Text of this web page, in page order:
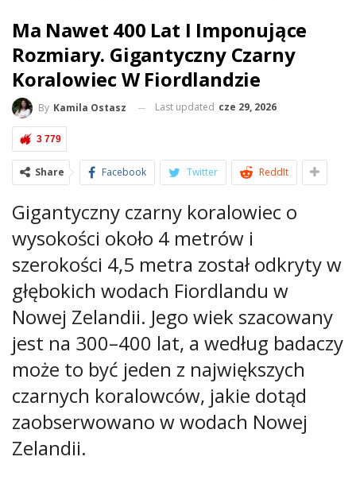
Ma Nawet 400 Lat I Imponujące
Rozmiary. Gigantyczny Czarny
Koralowiec W Fiordlandzie
By Kamila Ostasz Last updated cze 29, 2026
3 779
Share Facebook Twitter ReddIt
Gigantyczny czarny koralowiec o
wysokości około 4 metrów i
szerokości 4,5 metra został odkryty w
głębokich wodach Fiordlandu w
Nowej Zelandii. Jego wiek szacowany
jest na 300–400 lat, a według badaczy
może to być jeden z największych
czarnych koralowców, jakie dotąd
zaobserwowano w wodach Nowej
Zelandii.